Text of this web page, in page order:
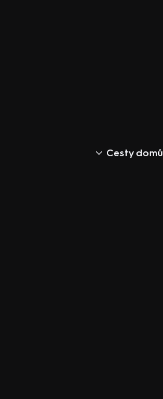
Cesty domů